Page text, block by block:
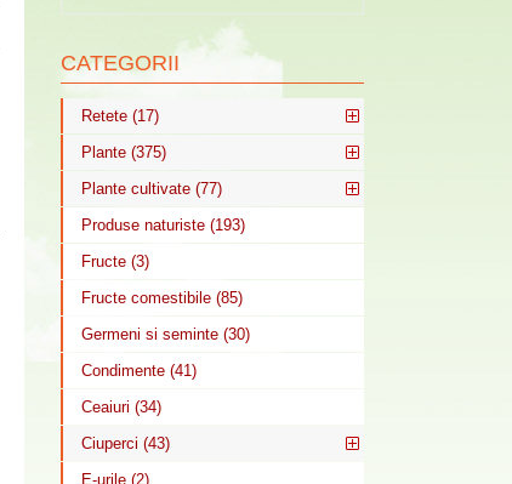
CATEGORII
Retete (17)
Plante (375)
Plante cultivate (77)
Produse naturiste (193)
Fructe (3)
Fructe comestibile (85)
Germeni si seminte (30)
Condimente (41)
Ceaiuri (34)
Ciuperci (43)
E-urile (2)